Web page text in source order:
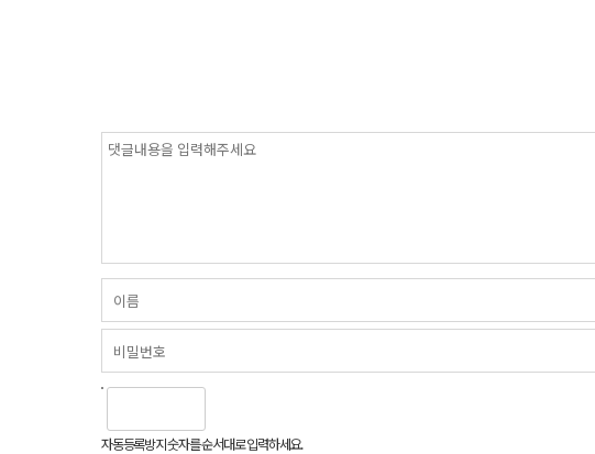
자동등록방지 숫자를 순서대로 입력하세요.